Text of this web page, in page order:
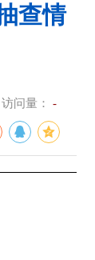
查情
访问量： -